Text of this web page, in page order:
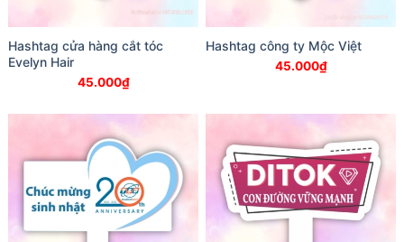
Hashtag cửa hàng cắt tóc
Evelyn Hair
45.000₫
Hashtag công ty Mộc Việt
45.000₫